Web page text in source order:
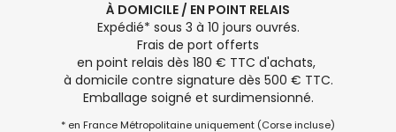
À DOMICILE / EN POINT RELAIS
Expédié* sous 3 à 10 jours ouvrés.
Frais de port offerts
en point relais dès 180 € TTC d'achats,
à domicile contre signature dès 500 € TTC.
Emballage soigné et surdimensionné.
* en France Métropolitaine uniquement (Corse incluse)